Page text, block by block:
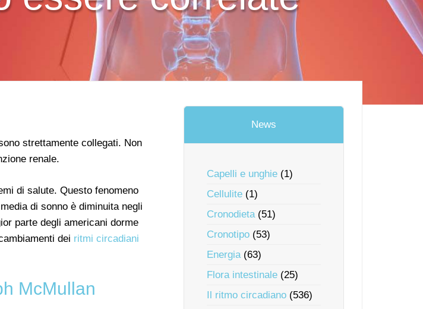
strettamente collegati. Non
renale.
di salute. Questo fenomeno
di sonno è diminuita negli
parte degli americani dorme
dei ritmi circadiani
McMullan
News
Capelli e unghie (1)
Cellulite (1)
Cronodieta(51)
Cronotipo (53)
Energia(63)
Flora intestinale (25)
Il ritmo circadiano (536)